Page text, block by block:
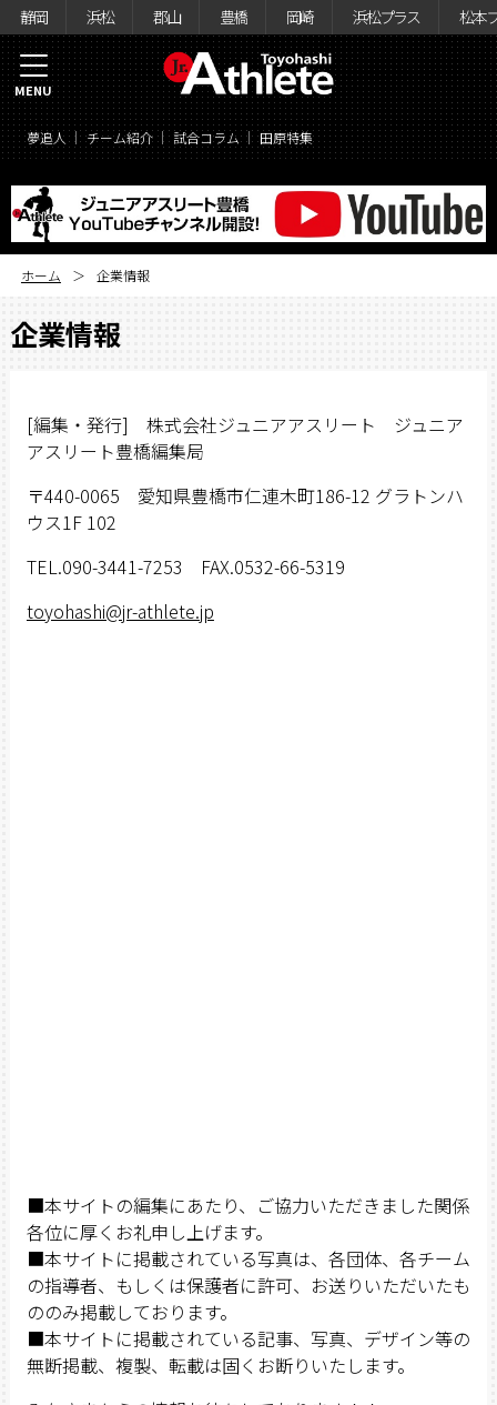
静岡 浜松 郡山 豊橋 岡崎 浜松プラス 松本
夢追人 チーム紹介 試合コラム 田原特集
MENU
ホーム 企業情報
企業情報
[編集・発行] 株式会社ジュニアアスリート ジュニア
アスリート豊橋編集局
〒440-0065 愛知県豊橋市仁連木町186-12 グラトンハ
ウス1F 102
TEL.090-3441-7253 FAX.0532-66-5319
toyohashi@jr-athlete.jp
■本サイトの編集にあたり、ご協力いただきました関係
各位に厚くお礼申し上げます。
■本サイトに掲載されている写真は、各団体、各チーム
の指導者、もしくは保護者に許可、お送りいただいたも
ののみ掲載しております。
■本サイトに掲載されている記事、写真、デザイン等の
無断掲載、複製、転載は固くお断りいたします。